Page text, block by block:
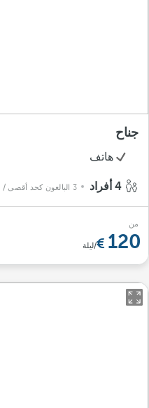
جناح
هاتف
3 البالغون كحد أقصى / 2 الأطفال كحد أقصى
من
120 /ليلة